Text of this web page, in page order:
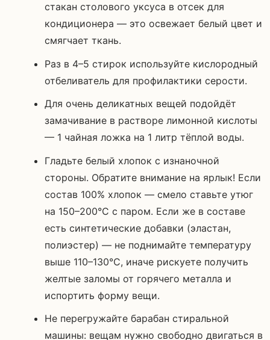
стакан столового уксуса в отсек для
кондиционера — это освежает белый цвет и
смягчает ткань.
Раз в 4–5 стирок используйте кислородный
отбеливатель для профилактики серости.
Для очень деликатных вещей подойдёт
замачивание в растворе лимонной кислоты
— 1 чайная ложка на 1 литр тёплой воды.
Гладьте белый хлопок с изнаночной
стороны. Обратите внимание на ярлык! Если
состав 100% хлопок — смело ставьте утюг
на 150–200°C с паром. Если же в составе
есть синтетические добавки (эластан,
полиэстер) — не поднимайте температуру
выше 110–130°C, иначе рискуете получить
желтые заломы от горячего металла и
испортить форму вещи.
Не перегружайте барабан стиральной
машины: вещам нужно свободно двигаться в